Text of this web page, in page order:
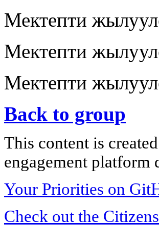
Мектепти
Мектепти
Мектепти
Back to group
This content is
engagement platform
Your Priorities on
Check out the